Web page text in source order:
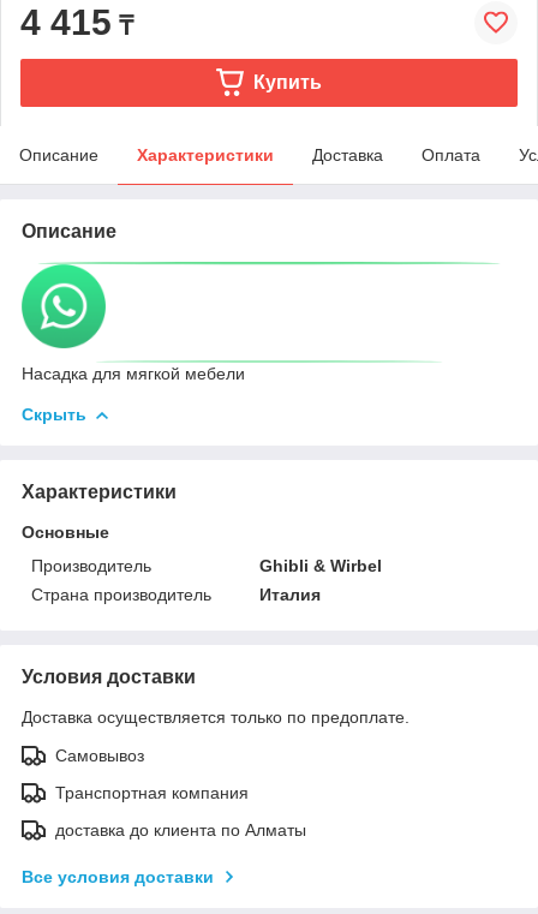
4 415 ₸
Купить
Описание Характеристики Доставка Оплата
Описание
Насадка для мягкой мебели
Скрыть
Характеристики
Основные
Производитель
Ghibli & Wirbel
Страна производитель
Италия
Условия доставки
Доставка осуществляется только по предоплате.
Самовывоз
Транспортная компания
доставка до клиента по Алматы
Все условия доставки